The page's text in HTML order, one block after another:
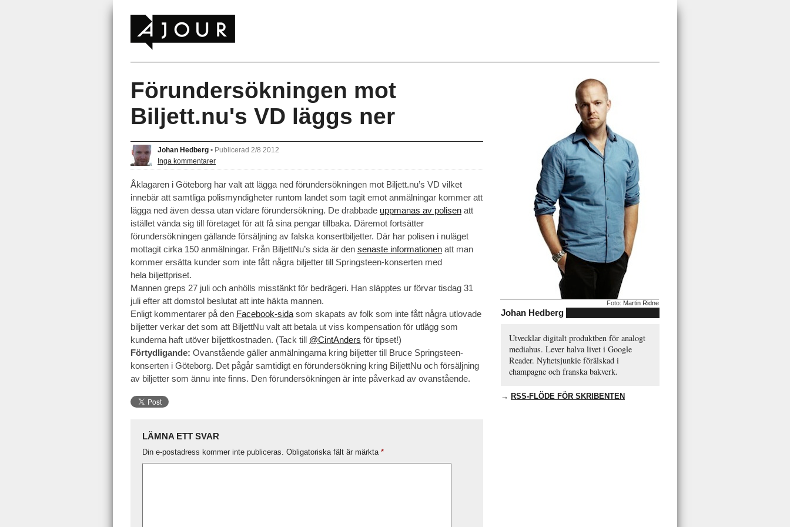
Förundersökningen mot
Biljett.nu's VD läggs ner
Johan Hedberg • Publicerad 2/8 2012
Inga kommentarer
Åklagaren i Göteborg har valt att lägga ned förundersökningen mot Biljett.nu’s VD vilket
innebär att samtliga polismyndigheter runtom landet som tagit emot anmälningar kommer att
lägga ned även dessa utan vidare förundersökning. De drabbade uppmanas av polisen att
istället vända sig till företaget för att få sina pengar tillbaka. Däremot fortsätter
förundersökningen gällande försäljning av falska konsertbiljetter. Där har polisen i nuläget
mottagit cirka 150 anmälningar. Från BiljettNu’s sida är den senaste informationen att man
kommer ersätta kunder som inte fått några biljetter till Springsteen-konserten med
hela biljettpriset.
Mannen greps 27 juli och anhölls misstänkt för bedrägeri. Han släpptes ur förvar tisdag 31
juli efter att domstol beslutat att inte häkta mannen.
Enligt kommentarer på den Facebook-sida som skapats av folk som inte fått några utlovade
biljetter verkar det som att BiljettNu valt att betala ut viss kompensation för utlägg som
kunderna haft utöver biljettkostnaden. (Tack till @CintAnders för tipset!)
Förtydligande: Ovanstående gäller anmälningarna kring biljetter till Bruce Springsteen-
konserten i Göteborg. Det pågår samtidigt en förundersökning kring BiljettNu och försäljning
av biljetter som ännu inte finns. Den förundersökningen är inte påverkad av ovanstående.
LÄMNA ETT SVAR
Din e-postadress kommer inte publiceras. Obligatoriska fält är märkta *
Foto: Martin Ridne
Johan Hedberg
Utvecklar digitalt produktben för analogt
mediahus. Lever halva livet i Google
Reader. Nyhetsjunkie förälskad i
champagne och franska bakverk.
→ RSS-FLÖDE FÖR SKRIBENTEN